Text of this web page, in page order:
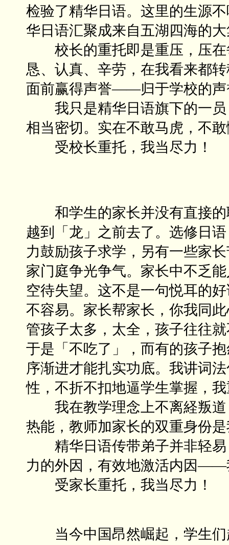
检验了精华日语。这里的生源
华日语汇聚成来自五湖四海的
校长的重托即是重压，压在
恳、认真、辛劳，在我看来都
面前赢得声誉——归于学校的声
我只是精华日语旗下的一员
相当密切。实在不敢马虎，不
受校长重托，我当尽力！
和学生的家长并没有直接的
越到「龙」之前去了。选修日
力鼓励孩子求学，另有一些家
家门庭争光争气。家长中不乏
空待失望。这不是一句悦耳的
不容易。家长帮家长，你我同
管孩子太多，太全，孩子往往
于是「不吃了」，而有的孩子
序渐进才能扎实功底。我讲词
性，不折不扣地逼学生掌握，
我在教学理念上不离経叛道
热能，教师加家长的双重身份
精华日语传带弟子并非轻易
力的外因，有效地激活内因——
受家长重托，我当尽力！
当今中国昂然崛起，学生们